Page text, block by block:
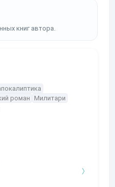
книг автора.
роман Милитари